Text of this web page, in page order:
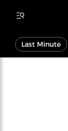
Last Minute